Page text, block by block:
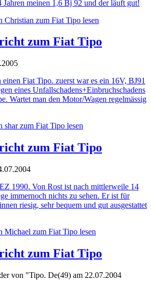
Jahren meinen 1,6 Bj 92 und der läuft gut!
Christian zum Fiat Tipo lesen
zum Fiat Tipo
einen Fiat Tipo. zuerst war es ein 16V, BJ91
eines Unfallschadens+Einbruchschadens
Wartet man den Motor/Wagen regelmässig
shar zum Fiat Tipo lesen
zum Fiat Tipo
1990. Von Rost ist nach mittlerweile 14
immernoch nichts zu sehen. Er ist für
riesig, sehr bequem und gut ausgestattet
Michael zum Fiat Tipo lesen
zum Fiat Tipo
von "Tipo. De(49) am 22.07.2004